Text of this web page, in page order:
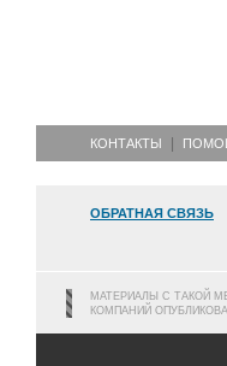
КОНТАКТЫ
ОБРАТНАЯ СВЯЗЬ
МАТЕРИАЛЫ С ТАКОЙ
КОМПАНИЙ